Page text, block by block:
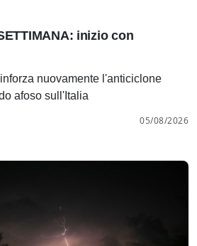
inizio con
nuovamente l'anticiclone
afoso sull'Italia
05/08/2026